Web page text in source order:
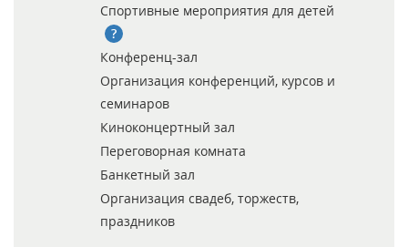
Спортивные мероприятия для детей
Конференц-зал
Организация конференций, курсов и
семинаров
Киноконцертный зал
Переговорная комната
Банкетный зал
Организация свадеб, торжеств,
праздников